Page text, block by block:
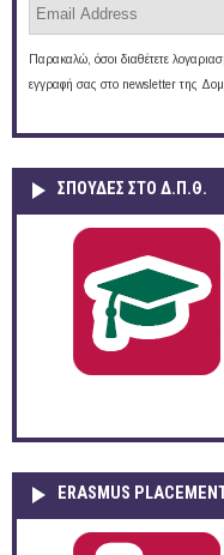
Παρακαλώ, όσοι διαθέτετε
εγγραφή σας στο newsletter της
ΣΠΟΥΔΈΣ ΣΤΟ Δ.Π.Θ.
ERASMUS